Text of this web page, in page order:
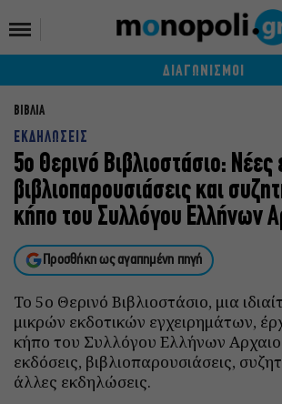
ΔΙΑΓΩΝΙΣΜΟΙ
ΒΙΒΛΙΑ
ΕΚΔΗΛΩΣΕΙΣ
5ο Θερινό Βιβλιοστάσιο: Νέες
βιβλιοπαρουσιάσεις και
κήπο του Συλλόγου Ελλήνων
Προσθήκη ως αγαπημένη πηγή
Το 5ο Θερινό Βιβλιοστάσιο, μια
μικρών εκδοτικών εγχειρημάτων,
κήπο του Συλλόγου Ελλήνων
εκδόσεις, βιβλιοπαρουσιάσεις,
άλλες εκδηλώσεις.